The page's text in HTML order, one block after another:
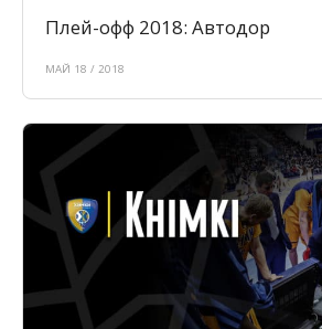
Плей-офф 2018: Автодор
МАЙ 18 / 2018